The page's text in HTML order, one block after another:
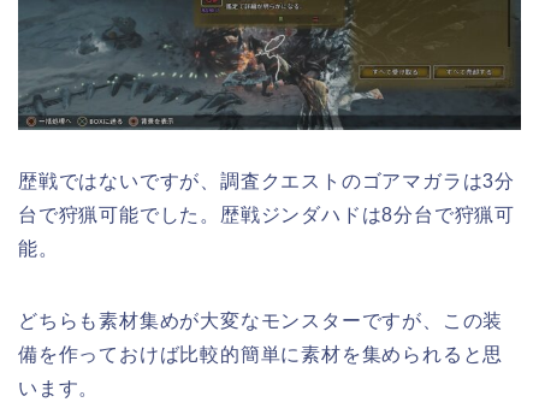
歴戦ではないですが、調査クエストのゴアマガラは3分
台で狩猟可能でした。歴戦ジンダハドは8分台で狩猟可
能。
どちらも素材集めが大変なモンスターですが、この装
備を作っておけば比較的簡単に素材を集められると思
います。